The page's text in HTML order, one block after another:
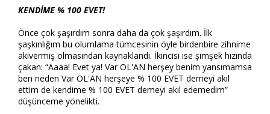
KENDİME % 100 EVET!
Önce çok şaşırdım sonra daha da çok şaşırdım. İlk
şaşkınlığım bu olumlama tümcesinin öyle birdenbire zihnime
akıvermiş olmasından kaynaklandı. İkincisi ise şimşek hızında
çakan: “Aaaa! Evet ya! Var OL'AN herşey benim yansımamsa
ben neden Var OL'AN herşeye % 100 EVET demeyi akıl
ettim de kendime % 100 EVET demeyi akıl edemedim”
düşünceme yönelikti.